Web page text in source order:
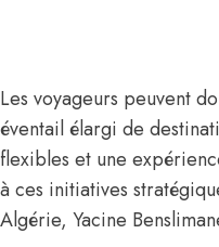
Les voyageurs peuvent
éventail élargi de
flexibles et une
à ces initiatives
Algérie, Yacine